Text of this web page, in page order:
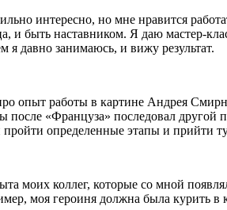
интересно, но мне нравится
и быть наставником. Я даю мастер-
я давно занимаюсь, и вижу результат.
опыт работы в картине Андрея
«Француза» последовал
определенные этапы и прийти
моих коллег, которые со мной
моя героиня должна была